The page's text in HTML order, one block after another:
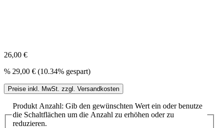
26,00 €
% 29,00 € (10.34% gespart)
Preise inkl. MwSt. zzgl. Versandkosten
Produkt Anzahl: Gib den gewünschten Wert ein oder benutze
die Schaltflächen um die Anzahl zu erhöhen oder zu
reduzieren.